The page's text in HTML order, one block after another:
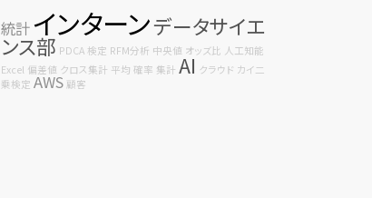
統計インターンデータサイエ
ンス部 PDCA 検定 RFM分析 中央値 オッズ比 人工知能
Excel 偏差値 クロス集計 平均 確率 集計 AI クラウド カイ二
乗検定 AWS 顧客